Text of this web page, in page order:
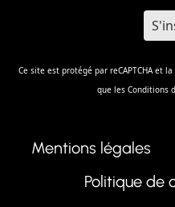
Ce site est protégé par reCAPTCHA et la
que les Conditions
Mentions légales
Politique de